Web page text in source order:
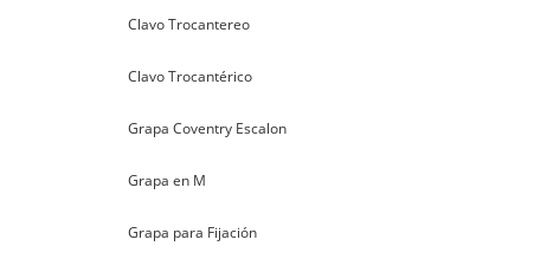
Clavo Trocantereo
Clavo Trocantérico
Grapa Coventry Escalon
Grapa en M
Grapa para Fijación